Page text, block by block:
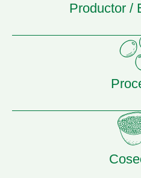
Productor /